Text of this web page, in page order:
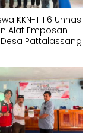
KKN-T 116 Unhas
Alat Emposan
Desa Pattalassang